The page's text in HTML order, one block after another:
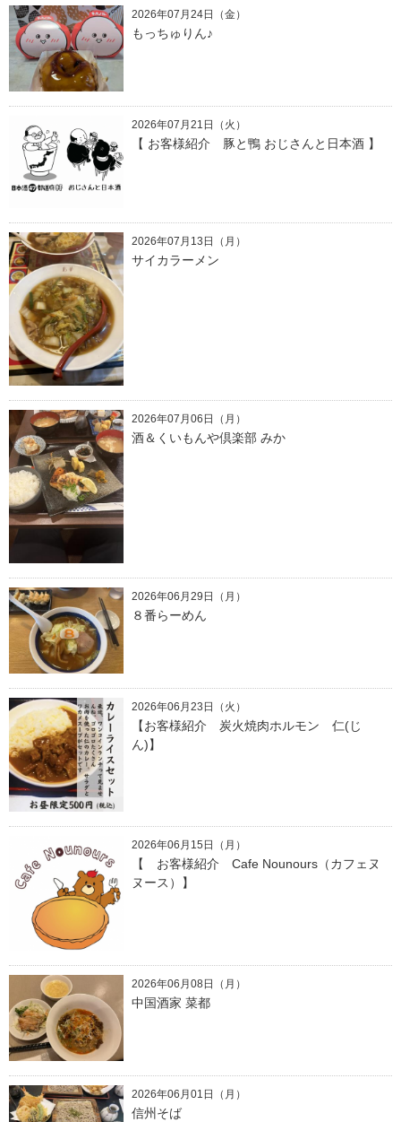
2026年07月24日（金）
もっちゅりん♪
2026年07月21日（火）
【 お客様紹介 豚と鴨 おじさんと日本酒 】
2026年07月13日（月）
サイカラーメン
2026年07月06日（月）
酒＆くいもんや倶楽部 みか
2026年06月29日（月）
８番らーめん
2026年06月23日（火）
【お客様紹介 炭火焼肉ホルモン 仁(じ
ん)】
2026年06月15日（月）
【 お客様紹介 Cafe Nounours（カフェヌ
ヌース）】
2026年06月08日（月）
中国酒家 菜都
2026年06月01日（月）
信州そば